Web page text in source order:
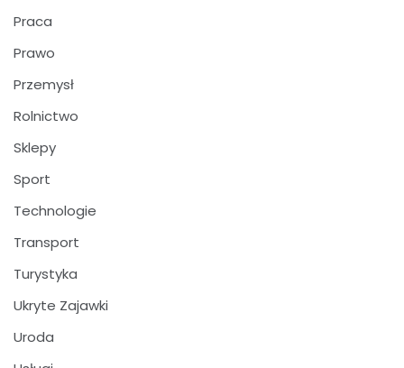
Praca
Prawo
Przemysł
Rolnictwo
Sklepy
Sport
Technologie
Transport
Turystyka
Ukryte Zajawki
Uroda